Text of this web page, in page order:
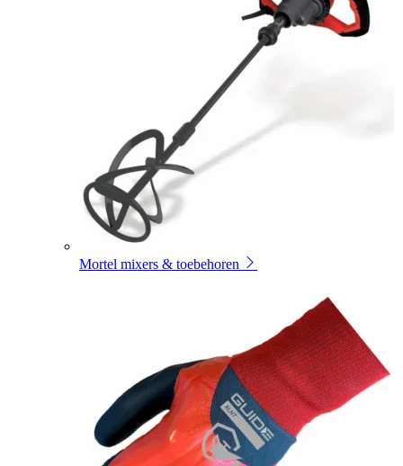
Mortel mixers & toebehoren